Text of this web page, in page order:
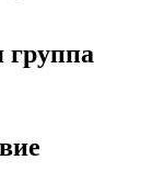
группа